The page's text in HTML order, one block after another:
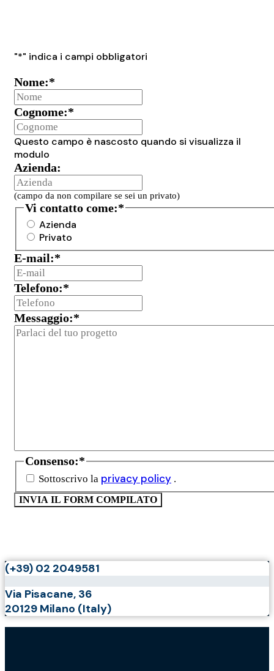
"*" indica i campi obbligatori
Nome:*
Cognome:*
Questo campo è nascosto quando si visualizza il
modulo
Azienda:
(campo da non compilare se sei un privato)
Vi contatto come:*
Azienda
Privato
E-mail:*
Telefono:*
Messaggio:*
Consenso:*
Sottoscrivo la privacy policy .
(+39) 02 2049581
Via Pisacane, 36
20129 Milano (Italy)